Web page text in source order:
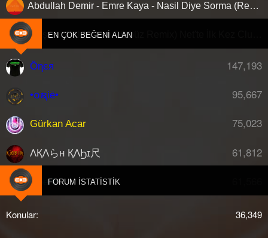
Abdullah Demir - Emre Kaya - Nasil Diye Sorma (Remix)
EN ÇOK BEĞENI ALAN
147,193
Öηєя
95,667
•໐ຊiē•
75,023
Gürkan Acar
61,812
ΛҚΛらн ҚΛϦɪ尺
djberkFORUM İSTATISTIK
Konular 36,349